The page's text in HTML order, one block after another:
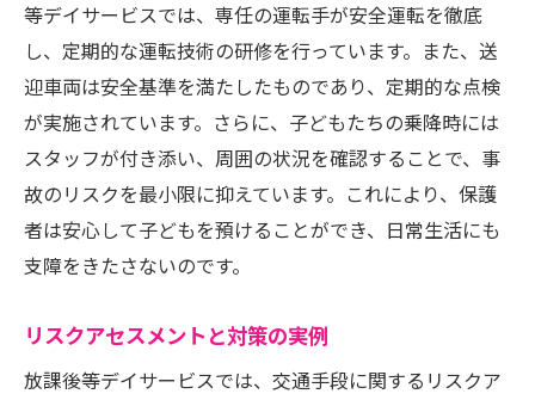
等デイサービスでは、専任の運転手が安全運転を徹底
し、定期的な運転技術の研修を行っています。また、送
迎車両は安全基準を満たしたものであり、定期的な点検
が実施されています。さらに、子どもたちの乗降時には
スタッフが付き添い、周囲の状況を確認することで、事
故のリスクを最小限に抑えています。これにより、保護
者は安心して子どもを預けることができ、日常生活にも
支障をきたさないのです。
リスクアセスメントと対策の実例
放課後等デイサービスでは、交通手段に関するリスクア